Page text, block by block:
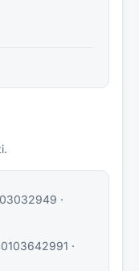
i.
·
·